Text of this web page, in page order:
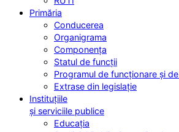
Primăria
Conducerea
Organigrama
Componența
Statul de funcții
Programul de funcționare și
Extrase din legislație
Instituțiile
și serviciile publice
Educația